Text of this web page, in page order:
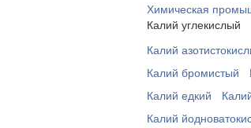
Химическая
Калий углекислый
Калий
Калий бромистый
Калий едкий
Калий